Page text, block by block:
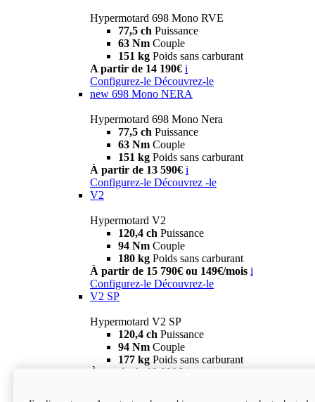
Hypermotard 698 Mono RVE
77,5 ch Puissance
63 Nm Couple
151 kg Poids sans carburant
A partir de 14 190€ i
Configurez-le Découvrez-le
new 698 Mono NERA
Hypermotard 698 Mono Nera
77,5 ch Puissance
63 Nm Couple
151 kg Poids sans carburant
À partir de 13 590€ i
Configurez-le Découvrez -le
V2
Hypermotard V2
120,4 ch Puissance
94 Nm Couple
180 kg Poids sans carburant
À partir de 15 790€ ou 149€/mois i
Configurez-le Découvrez-le
V2 SP
Hypermotard V2 SP
120,4 ch Puissance
94 Nm Couple
177 kg Poids sans carburant
À partir de 19 990€ i
new
V2 SP 100